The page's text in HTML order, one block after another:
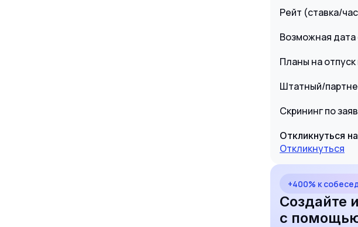
Рейт (ставка/
Возможная дата
Планы на
Штатный/
Скрининг по
Откликнуться
Откликнуться
+400% к
Создайте
с